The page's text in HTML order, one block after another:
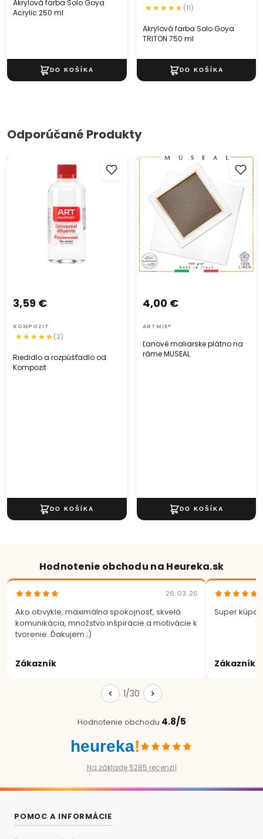
Akrylová farba Solo Goya
Acrylic 250 ml
Akrylová farba Solo Goya
TRITON 750 ml
(11)
Odporúčané Produkty
Riedidlo a rozpúšťadlo od
Riedidlo a rozpúšťadlo od
Kompozit
3,59 €
KOMPOZIT
(2)
Ľanové maliarske plátno na
ráme MUSEAL
Ľanové maliarske plátno na
ráme MUSEAL
4,00 €
ARTMIE®
Hodnotenie obchodu na Heureka.sk
26. 03. 26
Ako obvykle, maximálna spokojnosť, skvelá
komunikácia, množstvo inšpirácie a motivácie k
tvorenie. Ďakujem ;)
Zákazník
Super
Zákazník
1/30
Hodnotenie obchodu 4.8/5
heureka!
Na základe 5285 recenzií
POMOC A INFORMÁCIE